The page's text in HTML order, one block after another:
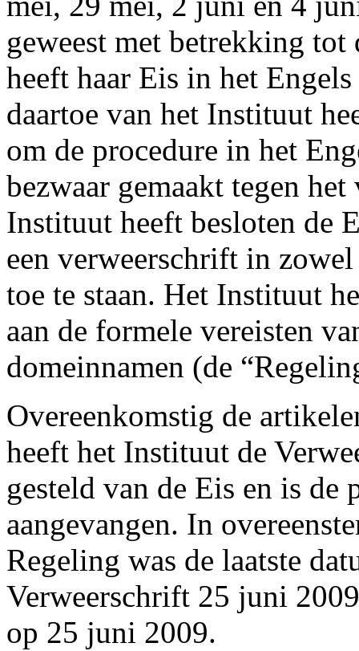
geweest met betrekking tot
heeft haar Eis in het
daartoe van het Instituut
om de procedure in het
bezwaar gemaakt tegen
Instituut heeft besloten de
een verweerschrift in
toe te staan. Het Instituut
aan de formele vereisten
domeinnamen (de
Overeenkomstig de
heeft het Instituut de
gesteld van de Eis en is
aangevangen. In
Regeling was de laatste
Verweerschrift 25 juni
op 25 juni 2009.